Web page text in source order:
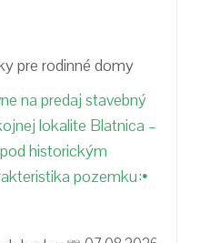
pre rodinné domy
na predaj stavebný
lokalite Blatnica –
historickým
pozemku:•